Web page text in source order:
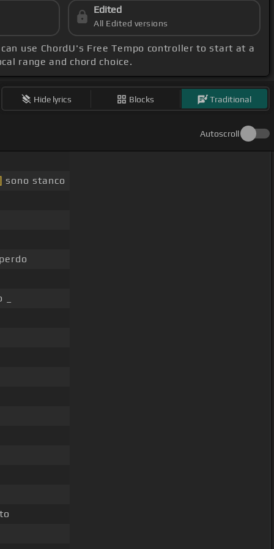
Edited
All Edited versions
can use ChordU's Free Tempo controller to start at a
range and chord choice.
Hide lyrics Blocks Traditional
Autoscroll
sono stanco